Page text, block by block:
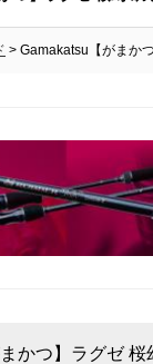
> Gamakatsu【がまかつ
かつ】ラグゼ